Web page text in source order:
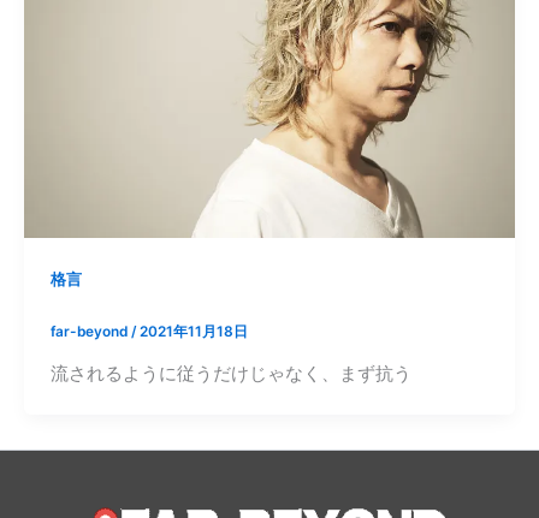
格言
far-beyond /2021年11月18日
流されるように従うだけじゃなく、まず抗う